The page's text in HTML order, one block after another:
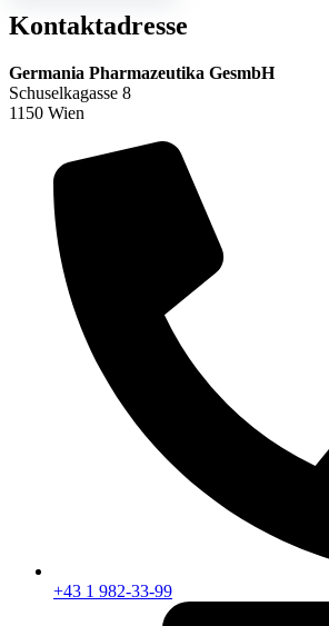
Kontaktadresse
Germania Pharmazeutika GesmbH
Schuselkagasse 8
1150 Wien
+43 1 982-33-99